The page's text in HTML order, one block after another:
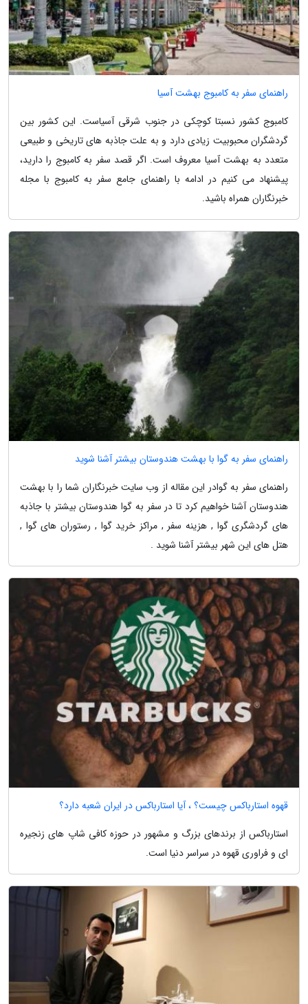
راهنمای سفر به کامبوج بهشت آسیا
کامبوج کشور نسبتا کوچکی در جنوب شرقی آسیاست. این کشور بین
گردشگران محبوبیت زیادی دارد و به علت جاذبه های تاریخی و طبیعی
متعدد به بهشت آسیا معروف است. اگر قصد سفر به کامبوج را دارید،
پیشنهاد می کنیم در ادامه با راهنمای جامع سفر به کامبوج با مجله
خبرنگاران همراه باشید.
راهنمای سفر به گوا با بهشت هندوستان بیشتر آشنا شوید
راهنمای سفر به گوادر این مقاله از وب سایت خبرنگاران شما را با بهشت
هندوستان آشنا خواهیم کرد تا در سفر به گوا هندوستان بیشتر با جاذبه
های گردشگری گوا , هزینه سفر , مراکز خرید گوا , رستوران های گوا ,
هتل های این شهر بیشتر آشنا شوید .
قهوه استارباکس چیست؟ ، آیا استارباکس در ایران شعبه دارد؟
استارباکس از برندهای بزرگ و مشهور در حوزه کافی شاپ های زنجیره
ای و فراوری قهوه در سراسر دنیا است.